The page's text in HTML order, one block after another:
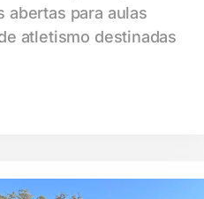
abertas para aulas
atletismo destinadas